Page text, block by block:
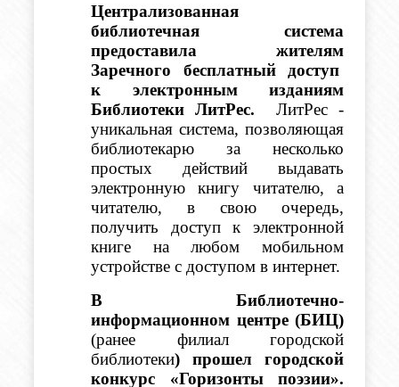
Централизованная
библиотечная система
предоставила жителям
Заречного  бесплатный  доступ
к электронным изданиям
Библиотеки ЛитРес. ЛитРес -
уникальная система, позволяющая
библиотекарю за несколько
простых действий выдавать
электронную книгу читателю, а
читателю, в свою очередь,
получить доступ к электронной
книге на любом мобильном
устройстве с доступом в интернет.
В Библиотечно-
информационном центре (БИЦ)
(ранее филиал городской
библиотеки) прошел городской